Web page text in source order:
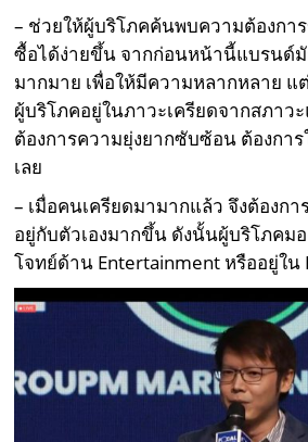
– ช่วยให้ผู้บริโภคค้นพบความต้องการ
ซื้อได้ง่ายขึ้น จากก่อนหน้านี้แบรนด์
มากมาย เพื่อให้มีความหลากหลาย
ผู้บริโภคอยู่ในภาวะเครียดจากสภาว
ต้องการความยุ่งยากซับซ้อน ต้องกา
เลย
– เมื่อคนเครียดมามากแล้ว จึงต้องกา
อยู่กับตัวเองมากขึ้น ดังนั้นผู้บริโภคม
โจทย์ด้าน Entertainment หรืออยู่ใน